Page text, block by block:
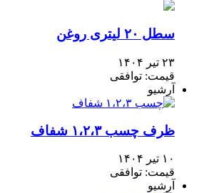
سطل ۲۰ لیتری روغن
۲۳ تیر ۱۴۰۴
قیمت: توافقی
آرشیو
ظرف چسب ۱،۲،۳ شفاف
۱۰ تیر ۱۴۰۴
قیمت: توافقی
آرشیو